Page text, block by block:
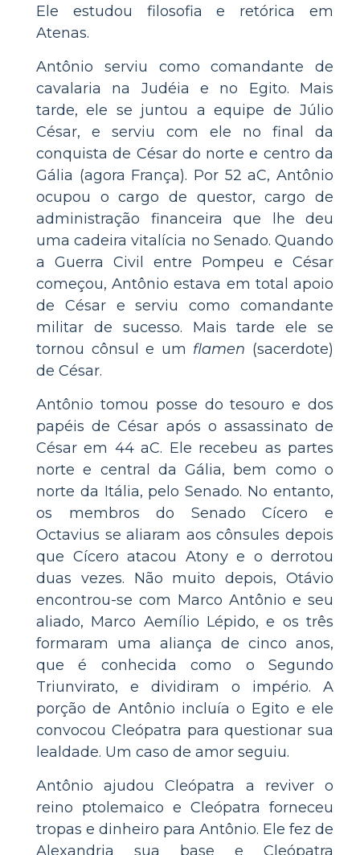
Ele estudou filosofia e retórica em
Atenas.
Antônio serviu como comandante de
cavalaria na Judéia e no Egito. Mais
tarde, ele se juntou a equipe de Júlio
César, e serviu com ele no final da
conquista de César do norte e centro da
Gália (agora França). Por 52 aC, Antônio
ocupou o cargo de questor, cargo de
administração financeira que lhe deu
uma cadeira vitalícia no Senado. Quando
a Guerra Civil entre Pompeu e César
começou, Antônio estava em total apoio
de César e serviu como comandante
militar de sucesso. Mais tarde ele se
tornou cônsul e um flamen (sacerdote)
de César.
Antônio tomou posse do tesouro e dos
papéis de César após o assassinato de
César em 44 aC. Ele recebeu as partes
norte e central da Gália, bem como o
norte da Itália, pelo Senado. No entanto,
os membros do Senado Cícero e
Octavius ​​se aliaram aos cônsules depois
que Cícero atacou Atony e o derrotou
duas vezes. Não muito depois, Otávio
encontrou-se com Marco Antônio e seu
aliado, Marco Aemílio Lépido, e os três
formaram uma aliança de cinco anos,
que é conhecida como o Segundo
Triunvirato, e dividiram o império. A
porção de Antônio incluía o Egito e ele
convocou Cleópatra para questionar sua
lealdade. Um caso de amor seguiu.
Antônio ajudou Cleópatra a reviver o
reino ptolemaico e Cleópatra forneceu
tropas e dinheiro para Antônio. Ele fez de
Alexandria sua base e Cleópatra